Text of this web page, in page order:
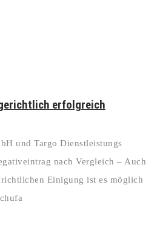
erfolgreich
und Targo Dienstleistungs
nach Vergleich – Auch
Einigung ist es möglich